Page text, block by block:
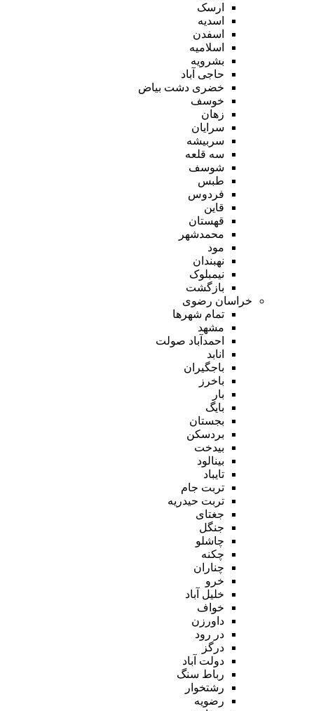
ارسک
اسدیه
اسفدن
اسلامیه
بشرویه
حاجی آباد
خضری دشت بیاض
خوسف
زهان
سرایان
سربیشه
سه قلعه
شوسف
طبس
فردوس
قاین
قهستان
محمدشهر
مود
نهبندان
نیمبلوک
بازگشت
خراسان رضوی
تمام شهر‌ها
مشهد
احمدآباد صولت
انابد
باجگیران
باخرز
بار
بایگ
بجستان
بردسکن
بیدخت
بینالود
تایباد
تربت جام
تربت حیدریه
جغتای
جنگل
چاشلو
چکنه
چناران
خرو
خلیل آباد
خواف
داورزن
در رود
درگز
دولت آباد
رباط سنگ
رشتخوار
رضویه